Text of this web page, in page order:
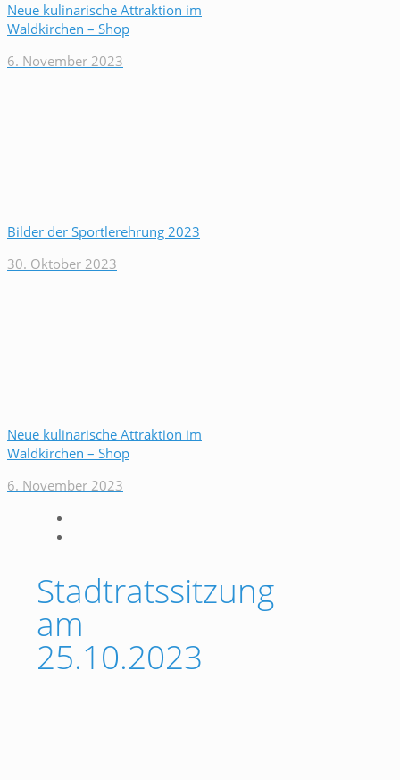
Neue kulinarische Attraktion im
Waldkirchen – Shop
6. November 2023
Bilder der Sportlerehrung 2023
30. Oktober 2023
Neue kulinarische Attraktion im
Waldkirchen – Shop
6. November 2023
Stadtratssitzung
am
25.10.2023